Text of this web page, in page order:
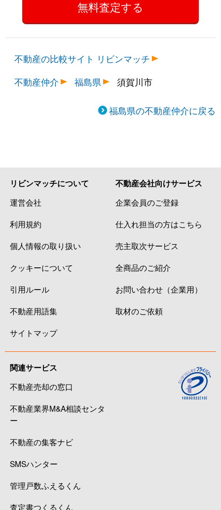
不動産の比較サイト リビンマッチ
不動産仲介
福島県 須賀川市
福島県の不動産仲介に戻る
リビンマッチについて
運営会社
利用規約
個人情報の取り扱い
クッキーについて
引用ルール
不動産用語集
サイトマップ
不動産会社向けサービス
企業会員のご登録
仕入れ担当の方はこちら
売主取次サービス
全商品のご紹介
お問い合わせ（企業用）
取材のご依頼
関連サービス
不動産売却の窓口
不動産業界M&A相談センタ
ー
不動産の集客ナビ
SMSハンター
管理戸数ふえるくん
査定書つくるくん